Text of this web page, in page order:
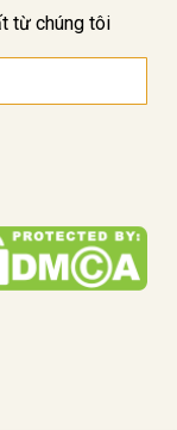
từ chúng tôi